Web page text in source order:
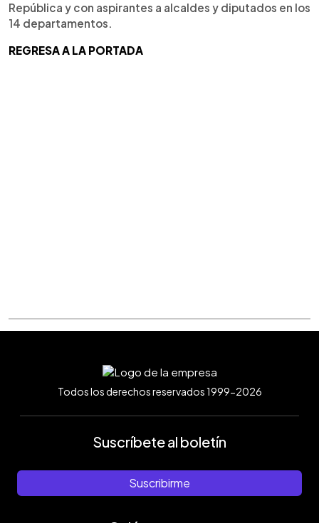
República y con aspirantes a alcaldes y diputados en los
14 departamentos.
REGRESA A LA PORTADA
Todos los derechos reservados 1999-2026
Suscríbete al boletín
Suscribirme